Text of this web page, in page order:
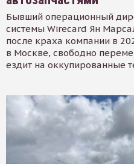
Бывший операционный
системы Wirecard Ян
после краха компании в
в Москве, свободно
ездит на оккупированные